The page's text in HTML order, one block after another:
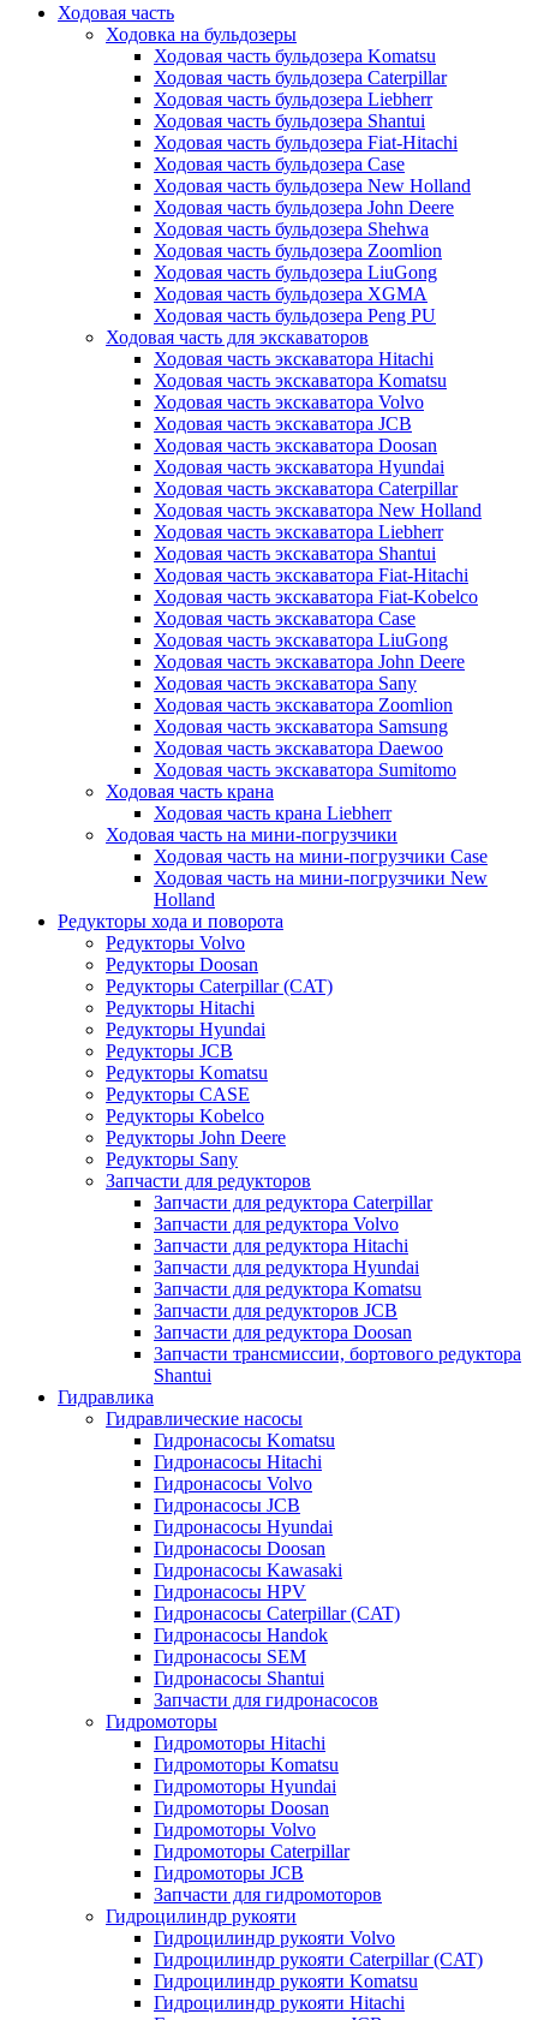
Ходовая часть
Ходовка на бульдозеры
Ходовая часть бульдозера Komatsu
Ходовая часть бульдозера Caterpillar
Ходовая часть бульдозера Liebherr
Ходовая часть бульдозера Shantui
Ходовая часть бульдозера Fiat-Hitachi
Ходовая часть бульдозера Case
Ходовая часть бульдозера New Holland
Ходовая часть бульдозера John Deere
Ходовая часть бульдозера Shehwa
Ходовая часть бульдозера Zoomlion
Ходовая часть бульдозера LiuGong
Ходовая часть бульдозера XGMA
Ходовая часть бульдозера Peng PU
Ходовая часть для экскаваторов
Ходовая часть экскаватора Hitachi
Ходовая часть экскаватора Komatsu
Ходовая часть экскаватора Volvo
Ходовая часть экскаватора JCB
Ходовая часть экскаватора Doosan
Ходовая часть экскаватора Hyundai
Ходовая часть экскаватора Caterpillar
Ходовая часть экскаватора New Holland
Ходовая часть экскаватора Liebherr
Ходовая часть экскаватора Shantui
Ходовая часть экскаватора Fiat-Hitachi
Ходовая часть экскаватора Fiat-Kobelco
Ходовая часть экскаватора Case
Ходовая часть экскаватора LiuGong
Ходовая часть экскаватора John Deere
Ходовая часть экскаватора Sany
Ходовая часть экскаватора Zoomlion
Ходовая часть экскаватора Samsung
Ходовая часть экскаватора Daewoo
Ходовая часть экскаватора Sumitomo
Ходовая часть крана
Ходовая часть крана Liebherr
Ходовая часть на мини-погрузчики
Ходовая часть на мини-погрузчики Case
Ходовая часть на мини-погрузчики New
Holland
Редукторы хода и поворота
Редукторы Volvo
Редукторы Doosan
Редукторы Caterpillar (CAT)
Редукторы Hitachi
Редукторы Hyundai
Редукторы JCB
Редукторы Komatsu
Редукторы CASE
Редукторы Kobelco
Редукторы John Deere
Редукторы Sany
Запчасти для редукторов
Запчасти для редуктора Caterpillar
Запчасти для редуктора Volvo
Запчасти для редуктора Hitachi
Запчасти для редуктора Hyundai
Запчасти для редуктора Komatsu
Запчасти для редукторов JCB
Запчасти для редуктора Doosan
Запчасти трансмиссии, бортового редуктора
Shantui
Гидравлика
Гидравлические насосы
Гидронасосы Komatsu
Гидронасосы Hitachi
Гидронасосы Volvo
Гидронасосы JCB
Гидронасосы Hyundai
Гидронасосы Doosan
Гидронасосы Kawasaki
Гидронасосы HPV
Гидронасосы Caterpillar (CAT)
Гидронасосы Handok
Гидронасосы SEM
Гидронасосы Shantui
Запчасти для гидронасосов
Гидромоторы
Гидромоторы Hitachi
Гидромоторы Komatsu
Гидромоторы Hyundai
Гидромоторы Doosan
Гидромоторы Volvo
Гидромоторы Caterpillar
Гидромоторы JCB
Запчасти для гидромоторов
Гидроцилиндр рукояти
Гидроцилиндр рукояти Volvo
Гидроцилиндр рукояти Caterpillar (CAT)
Гидроцилиндр рукояти Komatsu
Гидроцилиндр рукояти Hitachi